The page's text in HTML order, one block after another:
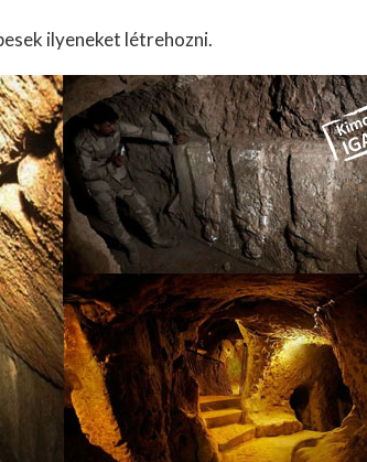
ilyeneket létrehozni.